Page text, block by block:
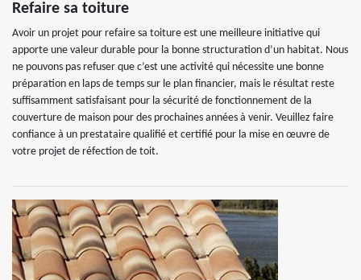
Refaire sa toiture
Avoir un projet pour refaire sa toiture est une meilleure initiative qui
apporte une valeur durable pour la bonne structuration d’un habitat. Nous
ne pouvons pas refuser que c’est une activité qui nécessite une bonne
préparation en laps de temps sur le plan financier, mais le résultat reste
suffisamment satisfaisant pour la sécurité de fonctionnement de la
couverture de maison pour des prochaines années à venir. Veuillez faire
confiance à un prestataire qualifié et certifié pour la mise en œuvre de
votre projet de réfection de toit.